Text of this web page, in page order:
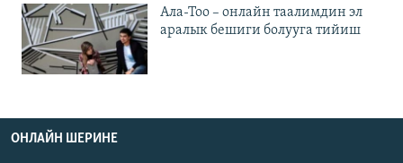
Ала-Тоо – онлайн таалимдин эл
аралык бешиги болууга тийиш
ОНЛАЙН ШЕРИНЕ